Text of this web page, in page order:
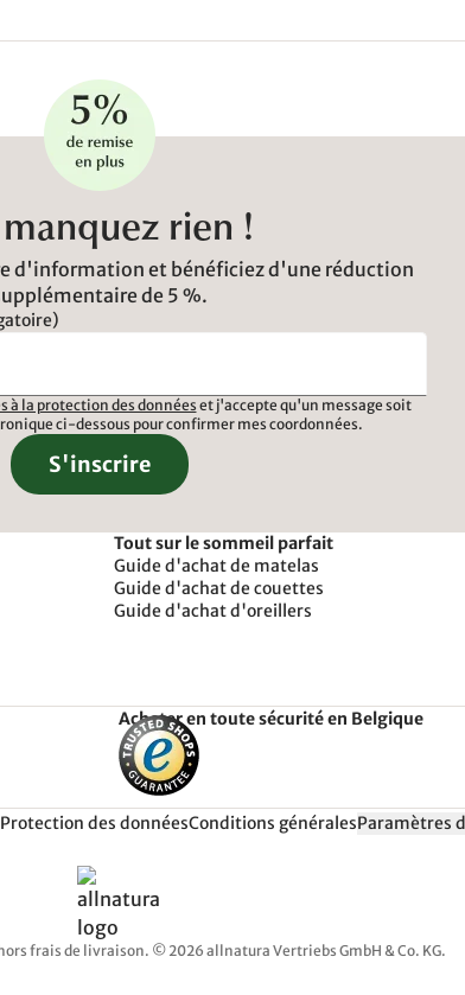
rien !
d'information et bénéficiez d'une réduction
de 5 %.
la protection des données et j'accepte qu'un message soit
ci-dessous pour confirmer mes coordonnées.
S'inscrire
Tout sur le sommeil parfait
Guide d'achat de matelas
Guide d'achat de couettes
Guide d'achat d'oreillers
Acheter en toute sécurité en Belgique
Protection des donnéesConditions généralesParamètres
frais de livraison. © 2026 allnatura Vertriebs GmbH & Co. KG.